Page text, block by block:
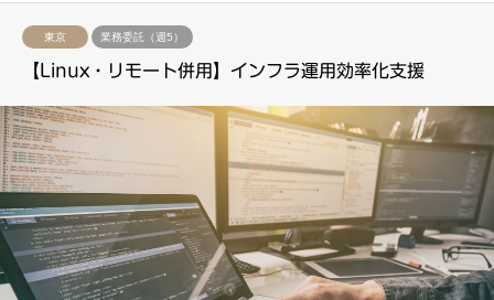
東京 業務委託（週5）
【Linux・リモート併用】インフラ運用効率化支援